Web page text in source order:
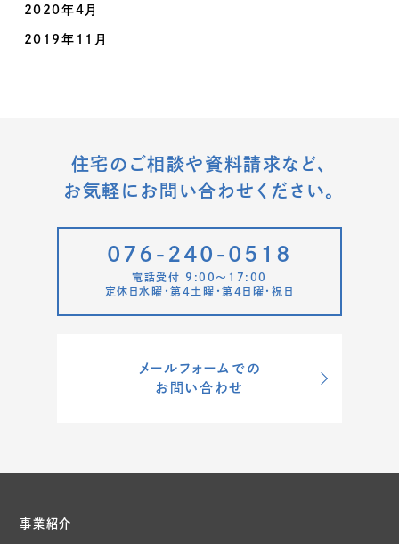
2020年4月
2019年11月
住宅のご相談や資料請求など、
お気軽にお問い合わせください。
076-240-0518
電話受付 9:00〜17:00
定休日水曜・第4土曜・第4日曜・祝日
メールフォームでの
お問い合わせ
事業紹介